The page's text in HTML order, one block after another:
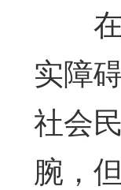
在
实障
社会
腕，